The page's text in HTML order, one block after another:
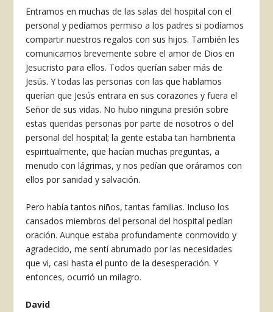
Entramos en muchas de las salas del hospital con el
personal y pedíamos permiso a los padres si podíamos
compartir nuestros regalos con sus hijos. También les
comunicamos brevemente sobre el amor de Dios en
Jesucristo para ellos. Todos querían saber más de
Jesús. Y todas las personas con las que hablamos
querían que Jesús entrara en sus corazones y fuera el
Señor de sus vidas. No hubo ninguna presión sobre
estas queridas personas por parte de nosotros o del
personal del hospital; la gente estaba tan hambrienta
espiritualmente, que hacían muchas preguntas, a
menudo con lágrimas, y nos pedían que oráramos con
ellos por sanidad y salvación.
Pero había tantos niños, tantas familias. Incluso los
cansados miembros del personal del hospital pedían
oración. Aunque estaba profundamente conmovido y
agradecido, me sentí abrumado por las necesidades
que vi, casi hasta el punto de la desesperación. Y
entonces, ocurrió un milagro.
David